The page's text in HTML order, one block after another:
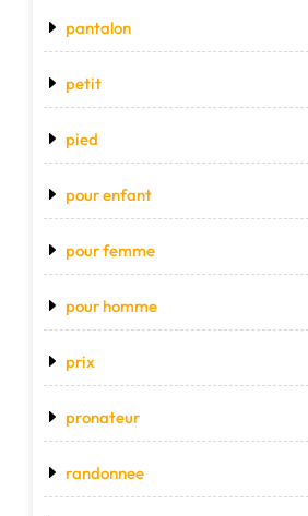
pantalon
petit
pied
pour enfant
pour femme
pour homme
prix
pronateur
randonnee